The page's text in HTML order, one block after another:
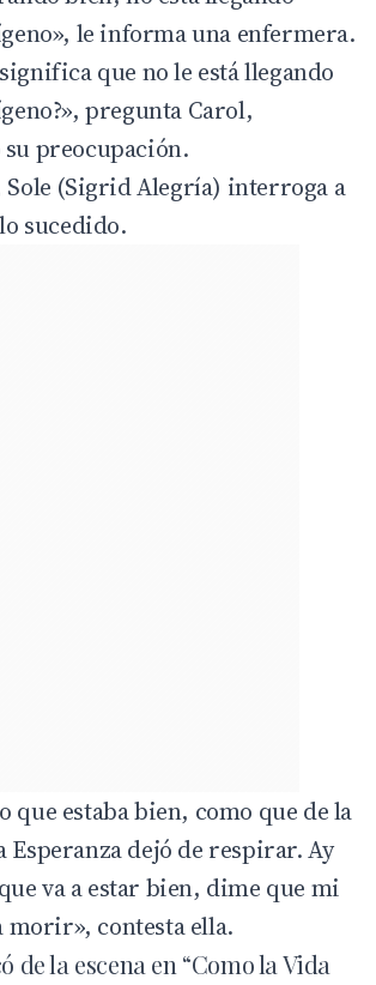
le informa una enfermera.
que no le está llegando
pregunta Carol,
preocupación.
Sole (Sigrid Alegría) interroga a
sucedido.
que estaba bien, como que de la
Esperanza dejó de respirar. Ay
va a estar bien, dime que mi
morir», contesta ella.
de la escena en “Como la Vida